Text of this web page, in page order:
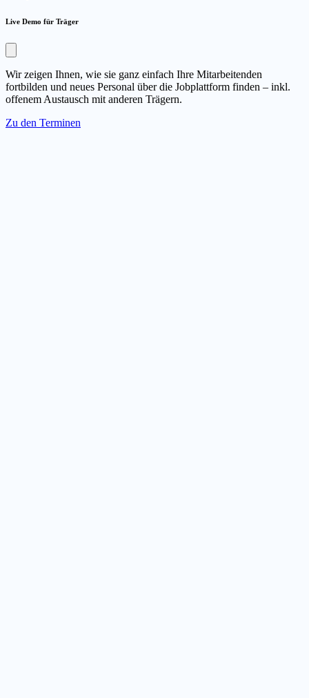
Live Demo für Träger
Wir zeigen Ihnen, wie sie ganz einfach Ihre Mitarbeitenden
fortbilden und neues Personal über die Jobplattform finden – inkl.
offenem Austausch mit anderen Trägern.
Zu den Terminen